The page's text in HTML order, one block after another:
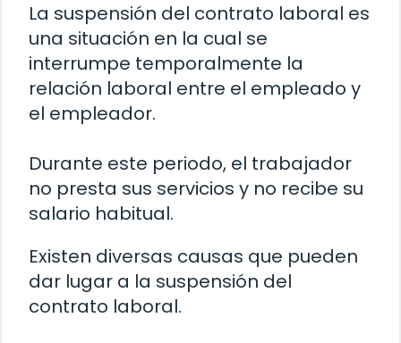
La suspensión del contrato laboral es
una situación en la cual se
interrumpe temporalmente la
relación laboral entre el empleado y
el empleador.
Durante este periodo, el trabajador
no presta sus servicios y no recibe su
salario habitual.
Existen diversas causas que pueden
dar lugar a la suspensión del
contrato laboral.